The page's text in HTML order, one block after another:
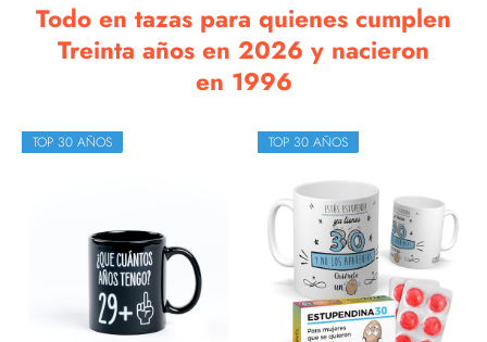
Todo en tazas para quienes cumplen
Treinta años en 2026 y nacieron
en 1996
TOP 30 AÑOS TOP 30 AÑOS